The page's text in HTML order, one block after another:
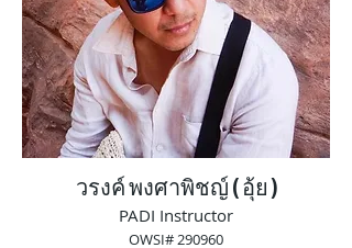
วรงค์ พงศาพิชญ์ ( อุ้ย )
PADI Instructor
OWSI# 290960